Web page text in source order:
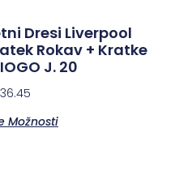
Dresi Liverpool
Rokav + Kratke
J. 20
36.45
Možnosti